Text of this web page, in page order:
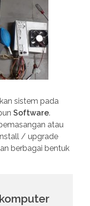
sistem pada
Software.
atau
/ upgrade
berbagai bentuk